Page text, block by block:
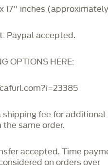
x 17'' inches
Paypal accepted.
OPTIONS HERE:
shipping fee for additional
the same order.
accepted. Time
on orders over